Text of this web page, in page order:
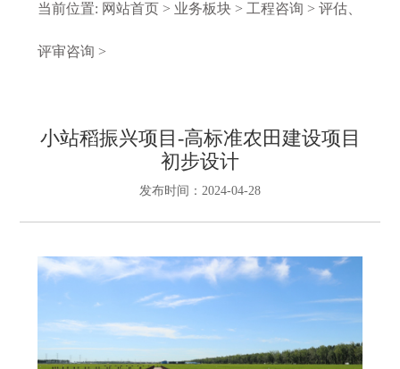
当前位置: 网站首页 > 业务板块 > 工程咨询 >评估、
评审咨询 >
小站稻振兴项目-高标准农田建设项目
初步设计
发布时间：2024-04-28